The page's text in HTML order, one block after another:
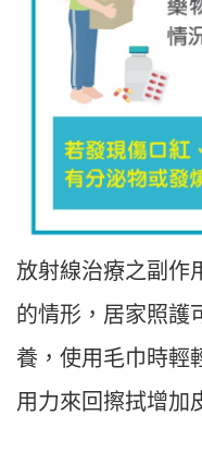
放射線治療之副作
的情形，居家照護
養，使用毛巾時輕
用力來回擦拭增加